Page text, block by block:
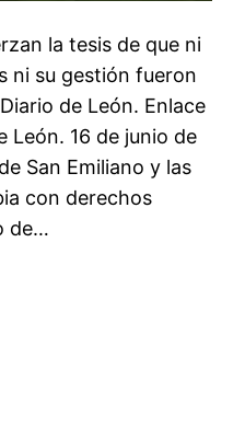
la tesis de que ni
ni su gestión fueron
de León. Enlace
León. 16 de junio de
San Emiliano y las
con derechos
de…